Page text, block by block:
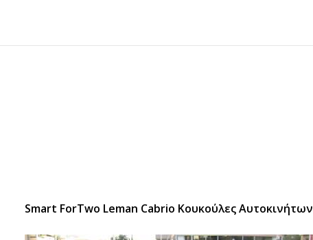
Smart ForTwo Leman Cabrio Κουκούλες Αυτοκινήτων